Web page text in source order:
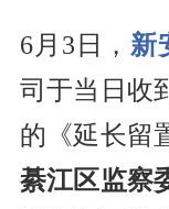
6月3日， 新
司于当日收
的《延长留
綦江区监察